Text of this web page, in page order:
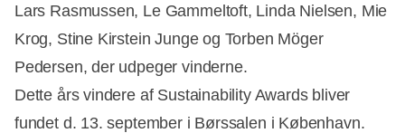
Lars Rasmussen, Le Gammeltoft, Linda Nielsen, Mie
Krog, Stine Kirstein Junge og Torben Möger
Pedersen, der udpeger vinderne.
Dette års vindere af Sustainability Awards bliver
fundet d. 13. september i Børssalen i København.